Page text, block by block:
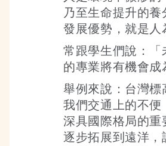
乃至生命提升的
發展優勢，就是人
常跟學生們說：
的專業將有機會成
舉例來說：台灣標
我們交通上的不
深具國際格局的
逐步拓展到遠洋